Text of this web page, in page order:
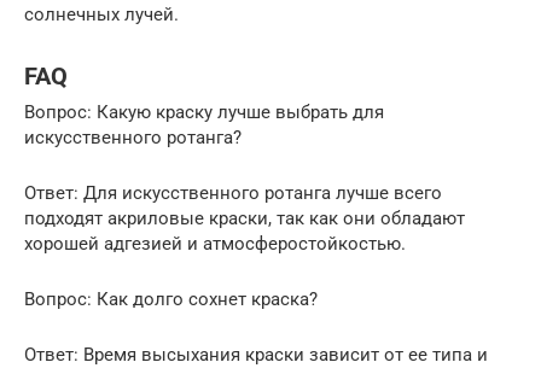
солнечных лучей.
FAQ
Вопрос: Какую краску лучше выбрать для
искусственного ротанга?
Ответ: Для искусственного ротанга лучше всего
подходят акриловые краски, так как они обладают
хорошей адгезией и атмосферостойкостью.
Вопрос: Как долго сохнет краска?
Ответ: Время высыхания краски зависит от ее типа и